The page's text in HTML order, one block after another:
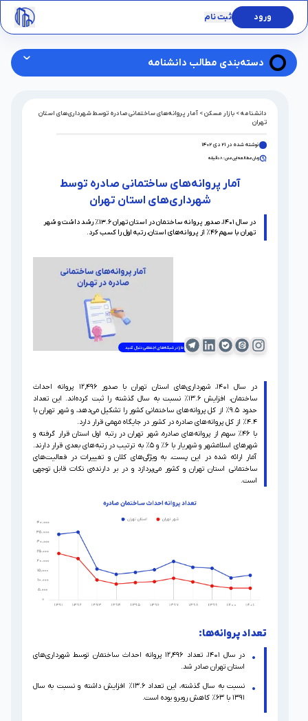
ورود ثبت نام
دسته‌بندی مطالب دانشنامه
تحلیل روز
بازار مسکن
دانشنامه> بازار مسکن> آمار پروانه‌های ساختمانی صادره توسط شهرداری‌های استان
تهران
نوشته شده در 21 دی 1402
زمان مطالعه این متن:8دقیقه
آمار پروانه‌های ساختمانی صادره توسط شهرداری‌های استان تهران (۱۴۰۱–۱۴۰۲)
آمار پروانه‌های ساختمانی صادره توسط
شهرداری‌های استان تهران
در سال ۱۴۰۱، صدور پروانه ساختمان در استان تهران ۱۳.۶٪ رشد داشت و شهر
تهران با سهم ۴۶٪ از پروانه‌های استان، رتبه اول را کسب کرد.
ما را در شبکه‌های اجتماعی دنبال کنید
در سال ۱۴۰۱، شهرداری‌های استان تهران با صدور ۱۲,۴۹۶ پروانه احداث
ساختمان، افزایش ۱۳.۶% نسبت به سال گذشته را ثبت کرده‌اند. این تعداد
حدود ۹.۵% از کل پروانه‌های ساختمانی کشور را تشکیل می‌دهد، و شهر تهران با
۴.۴% از کل پروانه‌های صادره در کشور در جایگاه مهمی قرار دارد.
با ۴۶% سهم از پروانه‌های صادره، شهر تهران در رتبه اول استان قرار گرفته و
شهرهای اسلامشهر و شهریار با ۶% و ۵% به ترتیب در رتبه‌های بعدی قرار دارند.
آمار ارائه شده در این پست، به ویژگی‌های کلان و تغییرات در فعالیت‌های
ساختمانی استان تهران و کشور می‌پردازد و در بر دارنده‌ی نکات قابل توجهی
است.
تعداد پروانه‌ها:
در سال ۱۴۰۱، تعداد ۱۲,۴۹۶ پروانه احداث ساختمان توسط شهرداری‌های
استان تهران صادر شد.
نسبت به سال گذشته، این تعداد ۱۳.۶% افزایش داشته و نسبت به سال
۱۳۹۱ با ۶۳% کاهش روبرو بوده است.